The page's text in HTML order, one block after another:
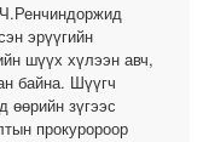
эрүүгийн
шүүх хүлээн авч,
байна. Шүүгч
өөрийн зүгээс
прокуророор